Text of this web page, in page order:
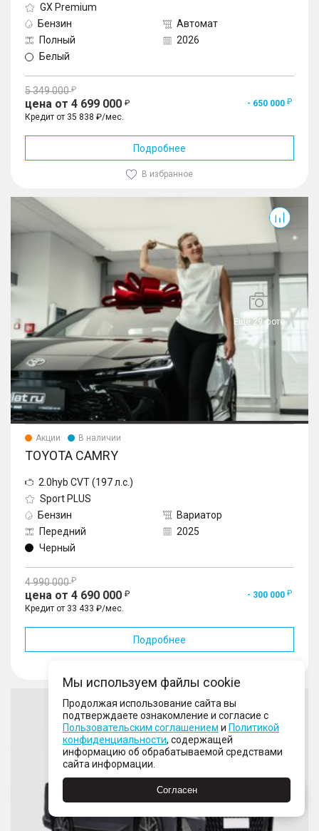
GX Premium
Бензин
Автомат
Полный
2026
Белый
5 349 000
цена от 4 699 000
- 650 000
Кредит от 35 838 ₽/мес.
Подробнее
В избранное
Еще 29 фото
Camry
Акции В наличии
TOYOTA CAMRY
2.0hyb CVT (197 л.с.)
Sport PLUS
Бензин
Вариатор
Передний
2025
Черный
4 990 000
цена от 4 690 000
- 300 000
Кредит от 33 433 ₽/мес.
Подробнее
Мы используем файлы cookie
Продолжая использование сайта вы
подтверждаете ознакомление и согласие с
Пользовательским соглашением и Политикой
конфиденциальности, содержащей
информацию об обрабатываемой средствами
сайта информации.
Согласен